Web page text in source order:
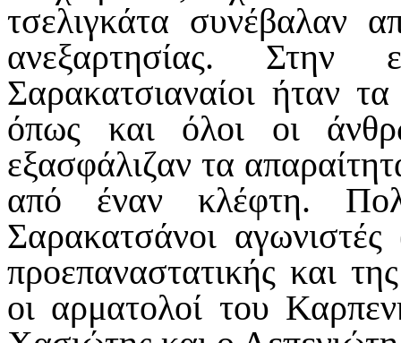
τσελιγκάτα συνέβαλαν
ανεξαρτησίας.
Σαρακατσιαναίοι ήταν
όπως και όλοι οι
εξασφάλιζαν τα
από έναν κλέφτη.
Σαρακατσάνοι
προεπαναστατικής και
οι αρματολοί του